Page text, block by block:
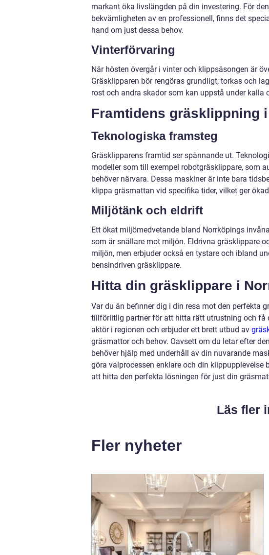
markant öka livslängden på din investering. För
bekvämligheten av en professionell, finns det
hand om just dessa behov.
Vinterförvaring
När hösten övergår i vinter och klippsäsongen är
Gräsklipparen bör rengöras grundligt, torkas och
rost och andra skador som kan uppstå under kalla
Framtidens gräsklippning
Teknologiska framsteg
Gräsklipparens framtid ser spännande ut.
modeller som till exempel robotgräsklippare, som
behöver närvara. Dessa maskiner är inte bara
klippa gräsmattan vid specifika tider, vilket ger
Miljötänk och eldrift
Ett ökat miljömedvetande bland Norrköpings
som är snällare mot miljön. Eldrivna gräsklippare
miljön, men erbjuder också en tystare och ibland
bensindriven gräsklippare.
Hitta din gräsklippare i
Var du än befinner dig i din resa mot den perfekta
tillförlitlig partner för att hitta rätt utrustning och få
aktör i regionen och erbjuder ett brett utbud av
gräsmattor och behov. Oavsett om du letar efter
behöver hjälp med underhåll av din nuvarande
göra valprocessen enklare och din
att hitta den perfekta lösningen för just din
Läs fler
Fler nyheter